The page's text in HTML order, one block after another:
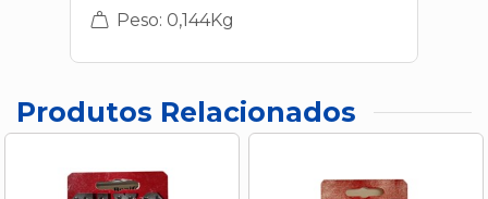
Peso: 0,144Kg
Produtos Relacionados